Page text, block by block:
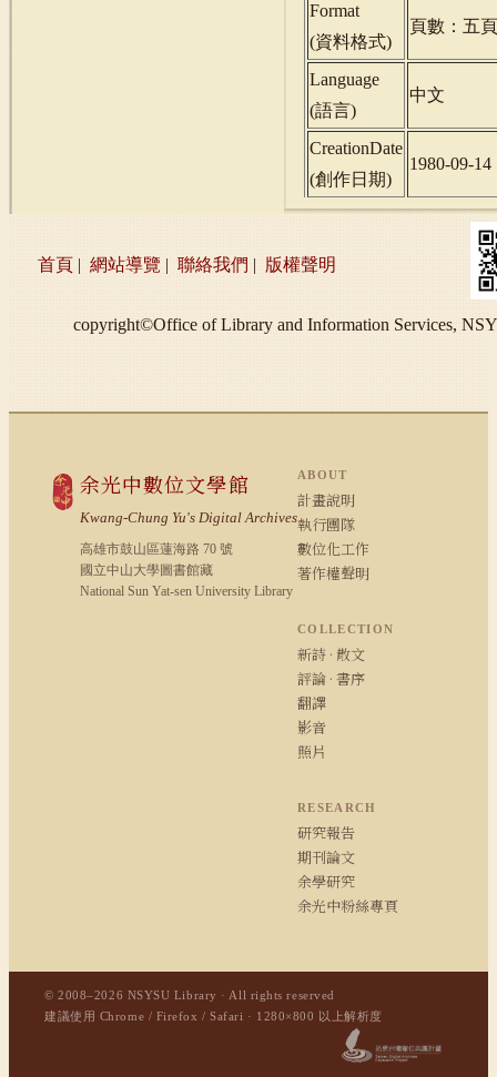
Format
(資料格式)
頁數：五頁
Language
(語言)
中文
CreationDate
(創作日期)
1980-09-14
首頁 | 網站導覽 | 聯絡我們 | 版權聲明
copyright©Office of Library and Information Services,
余光中數位文學館
Kwang-Chung Yu's Digital Archives
高雄市鼓山區蓮海路 70 號
國立中山大學圖書館藏
National Sun Yat-sen University Library
ABOUT
計畫說明
執行團隊
數位化工作
著作權聲明
COLLECTION
新詩 · 散文
評論 · 書序
翻譯
影音
照片
RESEARCH
研究報告
期刊論文
余學研究
余光中粉絲專頁
© 2008–2026 NSYSU Library · All rights reserved
建議使用 Chrome / Firefox / Safari · 1280×800 以上解析度